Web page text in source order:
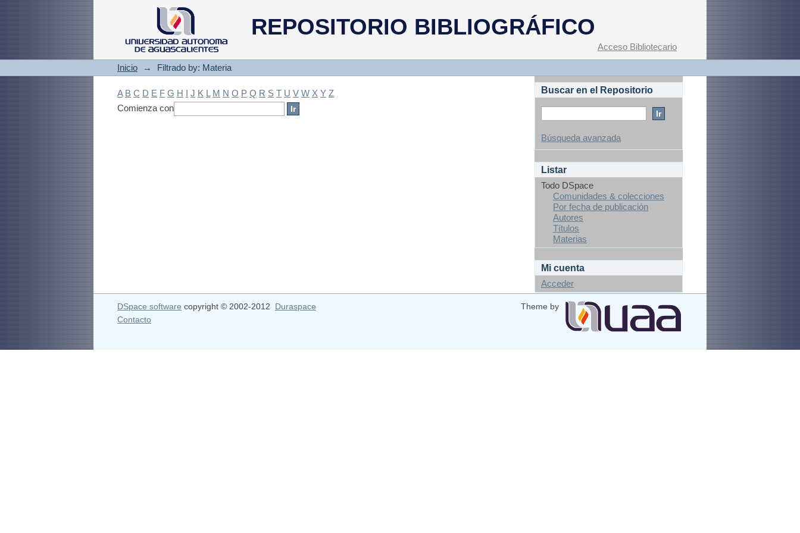
REPOSITORIO BIBLIOGRÁFICO
Filtrado by: Materia
Acceso Bibliotecario
Inicio → Filtrado by: Materia
A B C D E F G H I J K L M N O P Q R S T U V W X Y Z
Comienza con
Buscar en el Repositorio
Búsqueda avanzada
Listar
Todo DSpace
Comunidades & colecciones
Por fecha de publicación
Autores
Títulos
Materias
Mi cuenta
Acceder
DSpace software copyright © 2002-2012 Duraspace
Theme by
Contacto